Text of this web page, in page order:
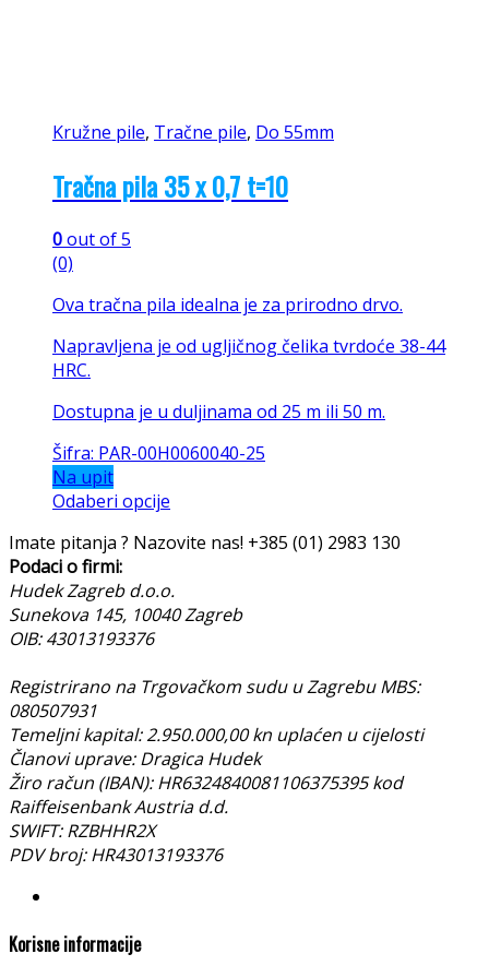
Kružne pile, Tračne pile, Do 55mm
Tračna pila 35 x 0,7 t=10
0out of 5
(0)
Ova tračna pila idealna je za prirodno drvo.
Napravljena je od ugljičnog čelika tvrdoće 38-44
HRC.
Dostupna je u duljinama od 25 m ili 50 m.
Šifra: PAR-00H0060040-25
Na upit
Odaberi opcije
Imate pitanja ? Nazovite nas! +385 (01) 2983 130
Podaci o firmi:
Hudek Zagreb d.o.o.
Sunekova 145, 10040 Zagreb
OIB: 43013193376
Registrirano na Trgovačkom sudu u Zagrebu MBS:
080507931
Temeljni kapital: 2.950.000,00 kn uplaćen u cijelosti
Članovi uprave: Dragica Hudek
Žiro račun (IBAN): HR6324840081106375395 kod
Raiffeisenbank Austria d.d.
SWIFT: RZBHHR2X
PDV broj: HR43013193376
Korisne informacije